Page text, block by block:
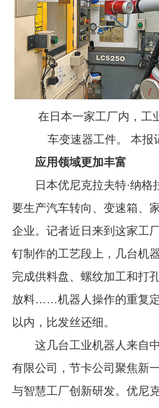
在日本一家工厂内，工
车变速器工件。 本报
应用领域更加丰富
日本优尼克拉夫特·纳格
要生产汽车转向、变速箱、
企业。记者近日来到这家工
钉制作的工艺段上，几台机
完成供料盘、螺纹加工和打
放料……机器人操作的重复
以内，比发丝还细。
这几台工业机器人来自中
有限公司，节卡公司聚焦新
与智慧工厂创新研发。优尼